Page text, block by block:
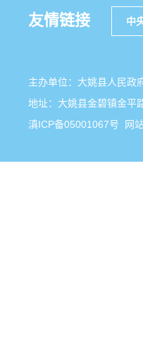
友情链接 中
主办单位：大姚县人民
地址：大姚县金碧镇金
滇ICP备05001067号 网